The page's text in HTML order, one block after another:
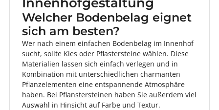
Welcher Bodenbelag eignet
sich am besten?
Wer nach einem einfachen Bodenbelag im Innenhof
sucht, sollte Kies oder Pflastersteine wählen. Diese
Materialien lassen sich einfach verlegen und in
Kombination mit unterschiedlichen charmanten
Pflanzelementen eine entspannende Atmosphäre
haben. Bei Pflanstersteinen haben Sie außerdem viel
Auswahl in Hinsicht auf Farbe und Textur.